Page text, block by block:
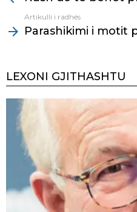
Artikulli i radhës
Parashikimi i motit
LEXONI GJITHASHTU